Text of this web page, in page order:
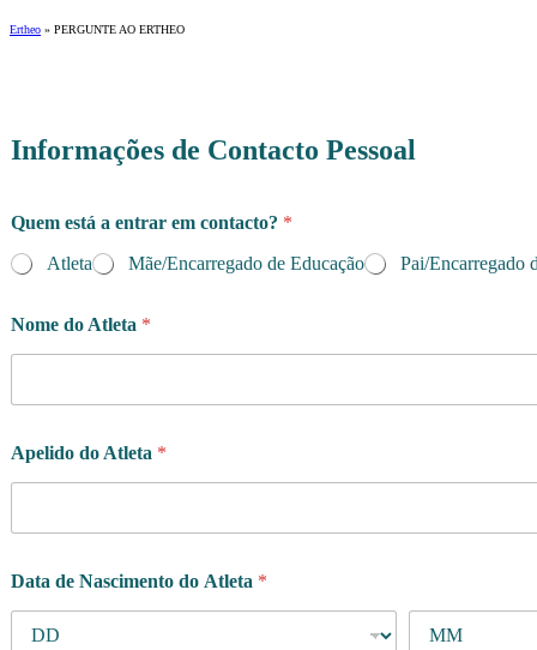
Ertheo » PERGUNTE AO ERTHEO
Informações de Contacto Pessoal
Quem está a entrar em contacto? *
Atleta
Mãe/Encarregado de Educação Pai/Encarregado
Nome do Atleta *
Apelido do Atleta *
Data de Nascimento do Atleta *